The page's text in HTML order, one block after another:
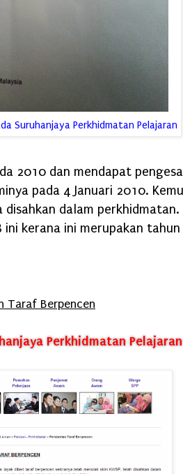
Suruhanjaya Perkhidmatan Pelajaran
2010 dan mendapat
pada 4 Januari 2010.
disahkan dalam
kerana ini merupakan
Taraf Berpencen
Perkhidmatan Pelajaran